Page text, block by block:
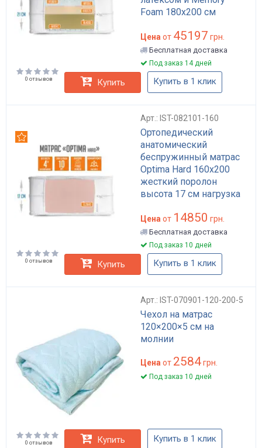
Foam 180x200 см
Hard Core
Цена от 45197 грн.
Бесплатная доставка
Под заказ 14 дней
0 отзывов Купить Купить в 1 клик
Арт.: IST-082101-160
Ортопедический
анатомический
беспружинный матрас
Optima Hard 160x200
жесткий поролон
высота 17 см нагрузка
Цена от 14850 грн.
Бесплатная доставка
Под заказ 10 дней
0 отзывов Купить Купить в 1 клик
Арт.: IST-070901-120-200-5
Чехол на матрас
120×200×5 см на
молнии
Цена от 2584грн.
Под заказ 10 дней
0 отзывов Купить Купить в 1 клик